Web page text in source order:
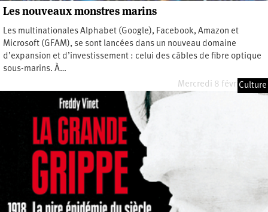
Les nouveaux monstres marins
Les multinationales Alphabet (Google), Facebook, Amazon et
Microsoft (GFAM), se sont lancées dans un nouveau domaine
d’expansion et d’investissement : celui des câbles de fibre optique
sous-marins. À…
Mercredi 8 février 2023
Culture